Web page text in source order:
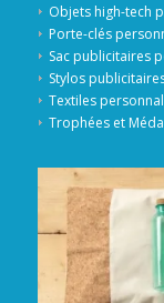
Objets high-tech
Porte-clés
Sac publicitaires
Stylos
Textiles
Trophées et